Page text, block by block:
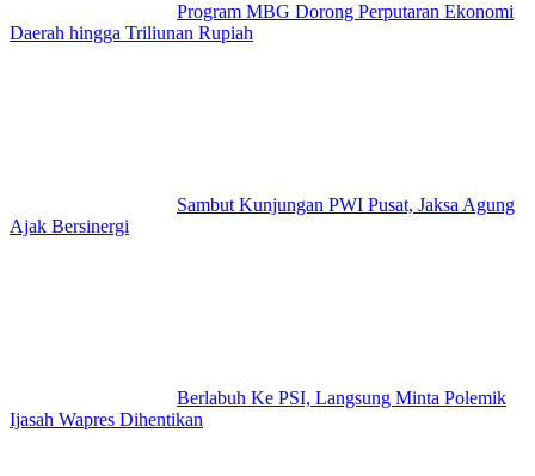
Program MBG Dorong Perputaran Ekonomi
Daerah hingga Triliunan Rupiah
Sambut Kunjungan PWI Pusat, Jaksa Agung
Ajak Bersinergi
Berlabuh Ke PSI, Langsung Minta Polemik
Ijasah Wapres Dihentikan